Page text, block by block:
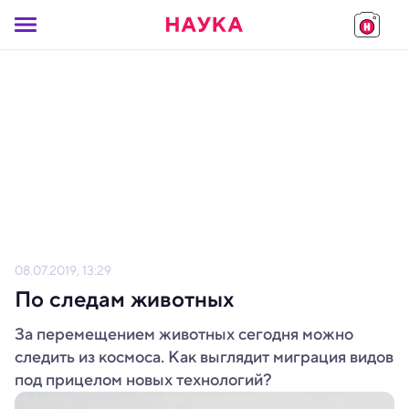
08.07.2019, 13:29
По следам животных
За перемещением животных сегодня можно
следить из космоса. Как выглядит миграция видов
под прицелом новых технологий?